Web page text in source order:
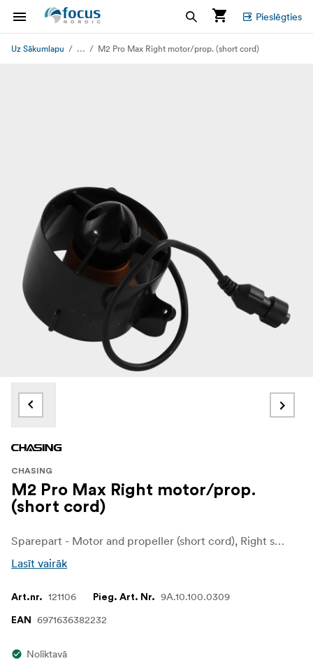
Pieslēgties
Uz Sākumlapu ... M2 Pro Max Right motor/prop. (short cord)
CHASING
M2 Pro Max Right motor/prop.
(short cord)
Sparepart - Motor and propeller (short cord), Right side
Lasīt vairāk
Art.nr. 121106 Pieg. Art. Nr. 9A.10.100.0309
EAN 6971636382232
Noliktavā